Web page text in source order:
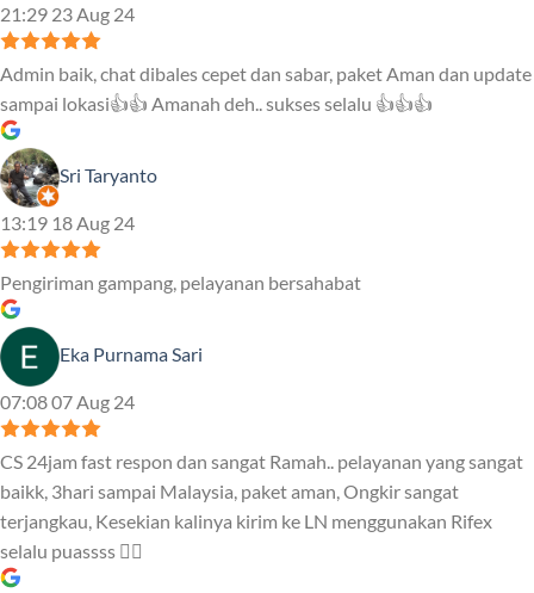
21:29 23 Aug 24
Admin baik, chat dibales cepet dan sabar, paket Aman dan update
sampai lokasi👍👍 Amanah deh.. sukses selalu 👍👍👍
Sri Taryanto
13:19 18 Aug 24
Pengiriman gampang, pelayanan bersahabat
Eka Purnama Sari
07:08 07 Aug 24
CS 24jam fast respon dan sangat Ramah.. pelayanan yang sangat
baikk, 3hari sampai Malaysia, paket aman, Ongkir sangat
terjangkau, Kesekian kalinya kirim ke LN menggunakan Rifex
selalu puassss ❤️‍🔥